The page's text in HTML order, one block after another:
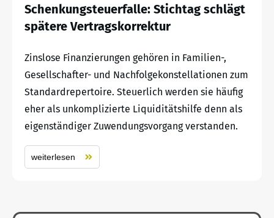
Schenkungsteuerfalle: Stichtag schlägt
spätere Vertragskorrektur
Zinslose Finanzierungen gehören in Familien-,
Gesellschafter- und Nachfolgekonstellationen zum
Standardrepertoire. Steuerlich werden sie häufig
eher als unkomplizierte Liquiditätshilfe denn als
eigenständiger Zuwendungsvorgang verstanden.
weiterlesen